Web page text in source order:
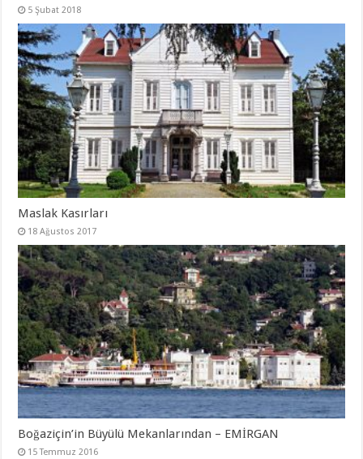
5 Şubat 2018
Maslak Kasırları
18 Ağustos 2017
Boğaziçin’in Büyülü Mekanlarından – EMİRGAN
15 Temmuz 2016